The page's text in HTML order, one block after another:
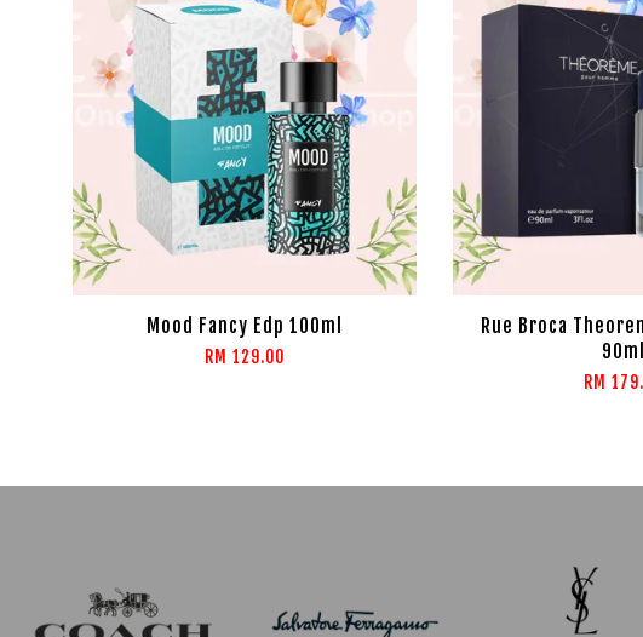
Mood Fancy Edp 100ml
RM 129.00
Rue Broca
90ml
RM